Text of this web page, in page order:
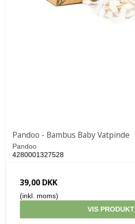
Pandoo - Bambus Baby Vatpinde
Pandoo
4280001327528
39,00 DKK
(inkl. moms)
VIS PRODUKT